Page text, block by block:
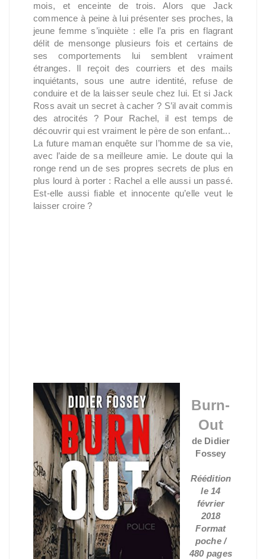
mois, et enceinte de trois. Alors que Jack
commence à peine à lui présenter ses proches, la
jeune femme s’inquiète : elle l’a pris en flagrant
délit de mensonge plusieurs fois et certains de
ses comportements lui semblent vraiment
étranges. Il reçoit des courriers et des mails
inquiétants, sous une autre identité, refuse de
conduire et de la laisser seule chez lui. Et si Jack
Ross avait un secret à cacher ? S’il avait commis
des atrocités ? Pour Rachel, il est temps de
découvrir qui est vraiment le père de son enfant...
La future maman enquête sur l’homme de sa vie,
avec l’aide de sa meilleure amie. Le doute qui la
ronge rend un de ses propres secrets de plus en
plus lourd à porter : Rachel a elle aussi un passé.
Est-elle aussi fiable et innocente qu’elle veut le
laisser croire ?
Burn-
Out
de Didier
Fossey
Réédition
le 14
février
2018
Format
poche /
480 pages